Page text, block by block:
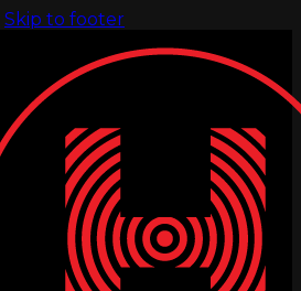
Skip to footer